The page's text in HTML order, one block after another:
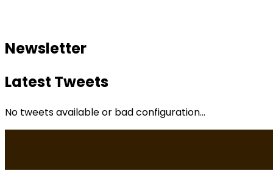
Newsletter
Latest Tweets
No tweets available or bad configuration...